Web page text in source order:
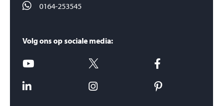
0164-253545
Volg ons op sociale media: